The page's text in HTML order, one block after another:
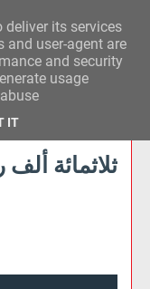
ثلاثمائة
its services
and user-agent are
and security
usage
IT